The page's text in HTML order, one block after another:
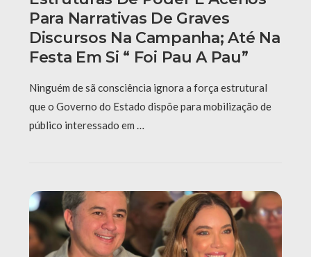
Para Narrativas De Graves
Discursos Na Campanha; Até Na
Festa Em Si “ Foi Pau A Pau”
Ninguém de sã consciência ignora a força estrutural
que o Governo do Estado dispõe para mobilização de
público interessado em …